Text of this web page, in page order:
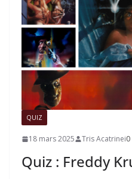
QUIZ
18 mars 2025 Tris Acatrinei
Quiz : Freddy